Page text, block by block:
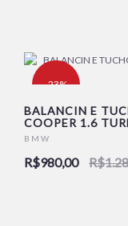
-23%
BALANCIN E
COOPER 1.6
BMW
R$980,00